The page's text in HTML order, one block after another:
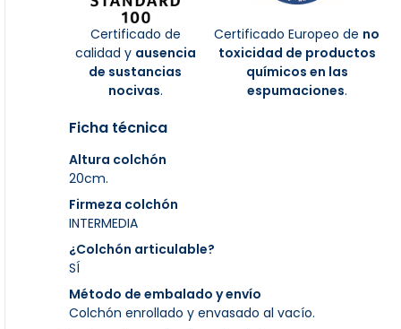
Certificado de
calidad y ausencia
de sustancias
nocivas.
Certificado Europeo de no
toxicidad de productos
químicos en las
espumaciones.
Ficha técnica
Altura colchón
20cm.
Firmeza colchón
INTERMEDIA
¿Colchón articulable?
SÍ
Método de embalado y envío
Colchón enrollado y envasado al vacío.